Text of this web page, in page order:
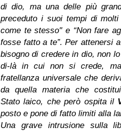
di dio, ma una delle più
preceduto i suoi tempi di
come te stesso" e “Non fare
fosse fatto a te”. Per attenersi
bisogno di credere in dio, non
di-là in cui non si crede,
fratellanza universale che
da quella materia che
Stato laico, che però ospita il
posto e pone di fatto limiti alla
Una grave intrusione sulla